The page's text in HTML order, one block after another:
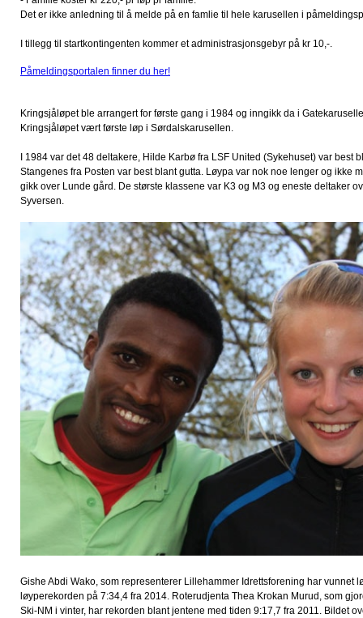
Det er ikke anledning til å melde på en famlie til hele karusellen i
I tillegg til startkontingenten kommer et administrasjonsgebyr på kr 10,-.
Påmeldingsportalen finner du her!
Kringsjåløpet ble arrangert for første gang i 1984 og inngikk da i
Kringsjåløpet vært første løp i Sørdalskarusellen.
I 1984 var det 48 deltakere, Hilde Karbø fra LSF United (Sykehuset) var best
Stangenes fra Posten var best blant gutta. Løypa var nok noe lenger og ikke
gikk over Lunde gård. De største klassene var K3 og M3 og eneste deltaker
Syversen.
Gishe Abdi Wako, som representerer Lillehammer Idrettsforening har vunnet
løyperekorden på 7:34,4 fra 2014. Roterudjenta Thea Krokan Murud, som
Ski-NM i vinter, har rekorden blant jentene med tiden 9:17,7 fra 2011. Bildet